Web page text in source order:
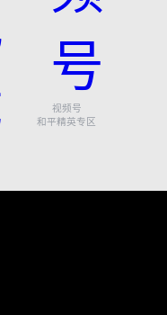
视频号
和平精英专区